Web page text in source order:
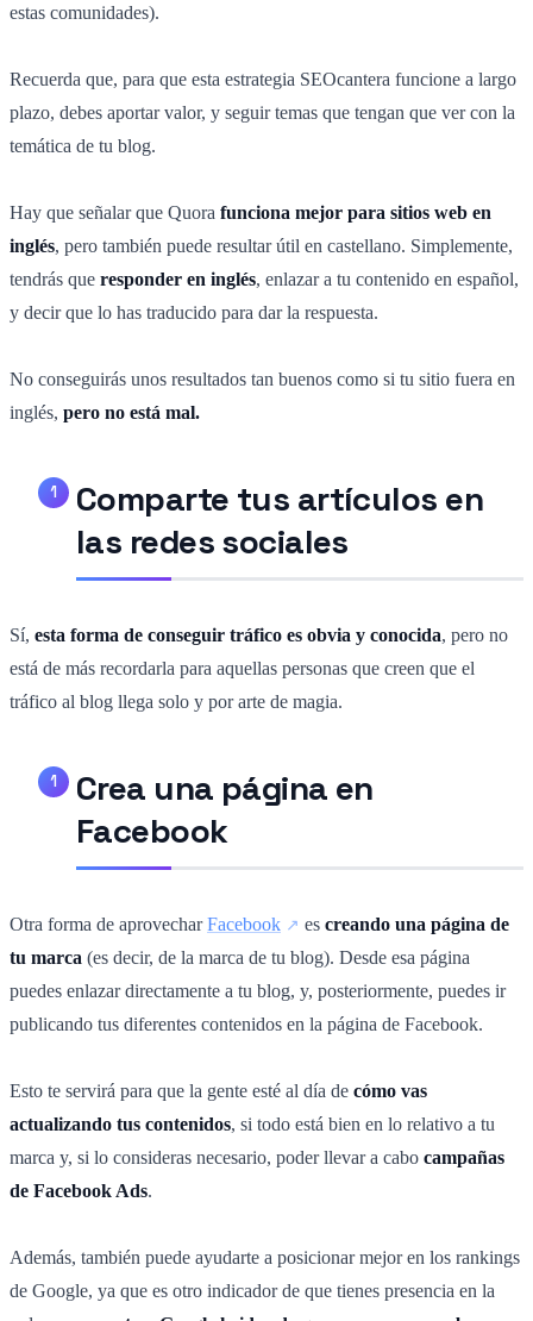
estas comunidades).
Recuerda que, para que esta estrategia SEOcantera funcione a largo
plazo, debes aportar valor, y seguir temas que tengan que ver con la
temática de tu blog.
Hay que señalar que Quora funciona mejor para sitios web en
inglés, pero también puede resultar útil en castellano. Simplemente,
tendrás que responder en inglés, enlazar a tu contenido en español,
y decir que lo has traducido para dar la respuesta.
No conseguirás unos resultados tan buenos como si tu sitio fuera en
inglés, pero no está mal.
Comparte tus artículos en
las redes sociales
Sí, esta forma de conseguir tráfico es obvia y conocida, pero no
está de más recordarla para aquellas personas que creen que el
tráfico al blog llega solo y por arte de magia.
Crea una página en
Facebook
Otra forma de aprovecharFacebook es creando una página de
tu marca (es decir, de la marca de tu blog). Desde esa página
puedes enlazar directamente a tu blog, y, posteriormente, puedes ir
publicando tus diferentes contenidos en la página de Facebook.
Esto te servirá para que la gente esté al día de cómo vas
actualizando tus contenidos, si todo está bien en lo relativo a tu
marca y, si lo consideras necesario, poder llevar a cabo campañas
de Facebook Ads.
Además, también puede ayudarte a posicionar mejor en los rankings
de Google, ya que es otro indicador de que tienes presencia en la